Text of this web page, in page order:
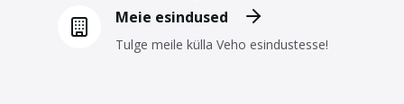
Meie esindused
Tulge meile külla Veho esindustesse!